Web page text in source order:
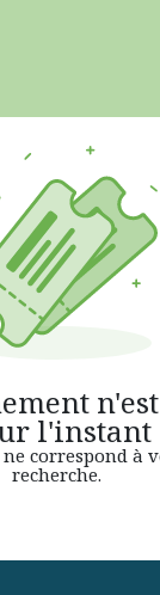
l'instant
correspond à
recherche.